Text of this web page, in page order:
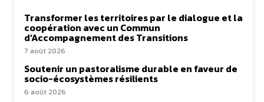
Transformer les territoires par le dialogue et la
coopération avec un Commun
d’Accompagnement des Transitions
7 août 2026
Soutenir un pastoralisme durable en faveur de
socio-écosystèmes résilients
6 août 2026